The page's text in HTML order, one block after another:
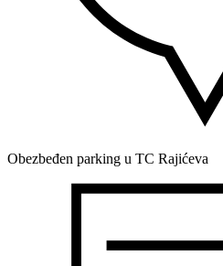
Obezbeđen parking u TC Rajićeva